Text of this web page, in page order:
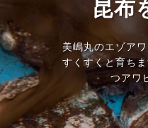
昆布
美嶋丸のエゾア
すくすくと育ち
つアワ